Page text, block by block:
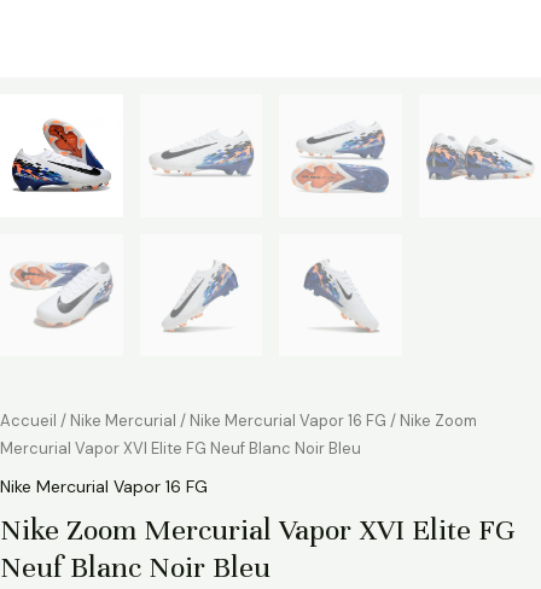
Accueil / Nike Mercurial / Nike Mercurial Vapor 16 FG / Nike Zoom
Mercurial Vapor XVI Elite FG Neuf Blanc Noir Bleu
Nike Mercurial Vapor 16 FG
Nike Zoom Mercurial Vapor XVI Elite FG
Neuf Blanc Noir Bleu